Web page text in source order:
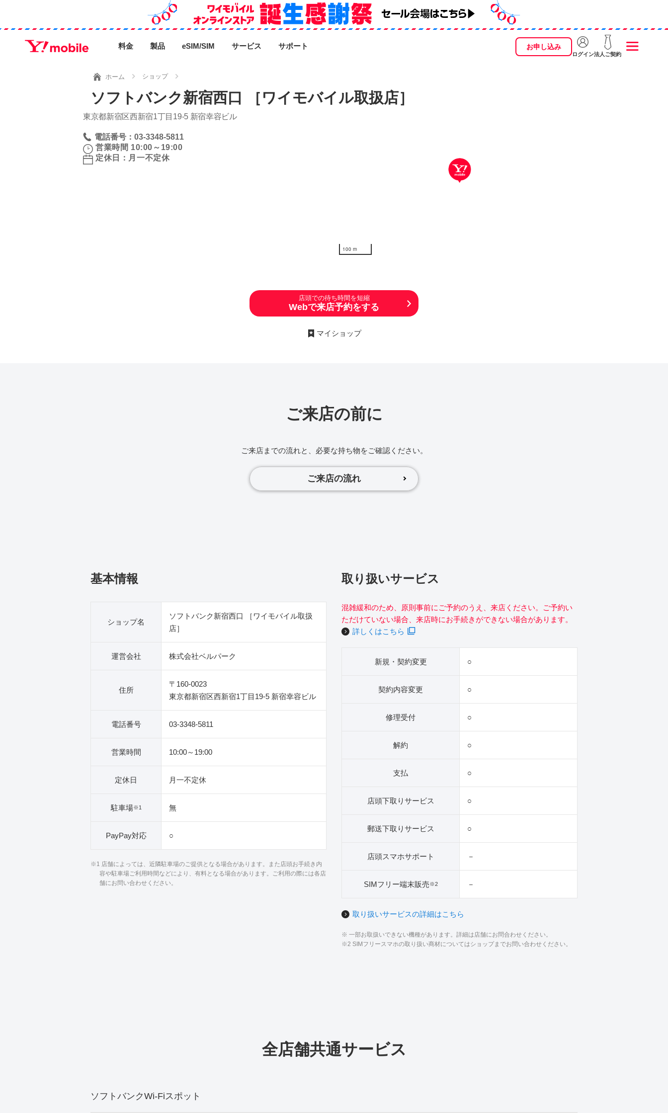
料金 製品 eSIM/SIM サービス サポート お申し込み
ログイン法人ご契約
ホーム ショップ
ソフトバンク新宿西口 ［ワイモバイル取扱店］
東京都新宿区西新宿1丁目19‐5 新宿幸容ビル
電話番号：03-3348-5811
営業時間 10:00～19:00
定休日：月一不定休
100 m
店頭での待ち時間を短縮
Webで来店予約をする
マイショップ
ご来店の前に
ご来店までの流れと、必要な持ち物をご確認ください。
ご来店の流れ
基本情報
ショップ名
ソフトバンク新宿西口 ［ワイモバイル取扱
店］
運営会社 株式会社ベルパーク
住所
〒160-0023
東京都新宿区西新宿1丁目19‐5 新宿幸容ビル
電話番号 03-3348-5811
営業時間 10:00～19:00
定休日 月一不定休
駐車場※1 無
PayPay対応 ○
※1 店舗によっては、近隣駐車場のご提供となる場合があります。また店頭お手続き内
容や駐車場ご利用時間などにより、有料となる場合があります。ご利用の際には各店
舗にお問い合わせください。
取り扱いサービス
混雑緩和のため、原則事前にご予約のうえ、来店ください。ご予約い
ただけていない場合、来店時にお手続きができない場合があります。
詳しくはこちら
新規・契約変更 ○
契約内容変更 ○
修理受付 ○
解約 ○
支払 ○
店頭下取りサービス ○
郵送下取りサービス ○
店頭スマホサポート －
SIMフリー端末販売※2 －
取り扱いサービスの詳細はこちら
※ 一部お取扱いできない機種があります。詳細は店舗にお問合わせください。
※2 SIMフリースマホの取り扱い商材についてはショップまでお問い合わせください。
全店舗共通サービス
ソフトバンクWi-Fiスポット